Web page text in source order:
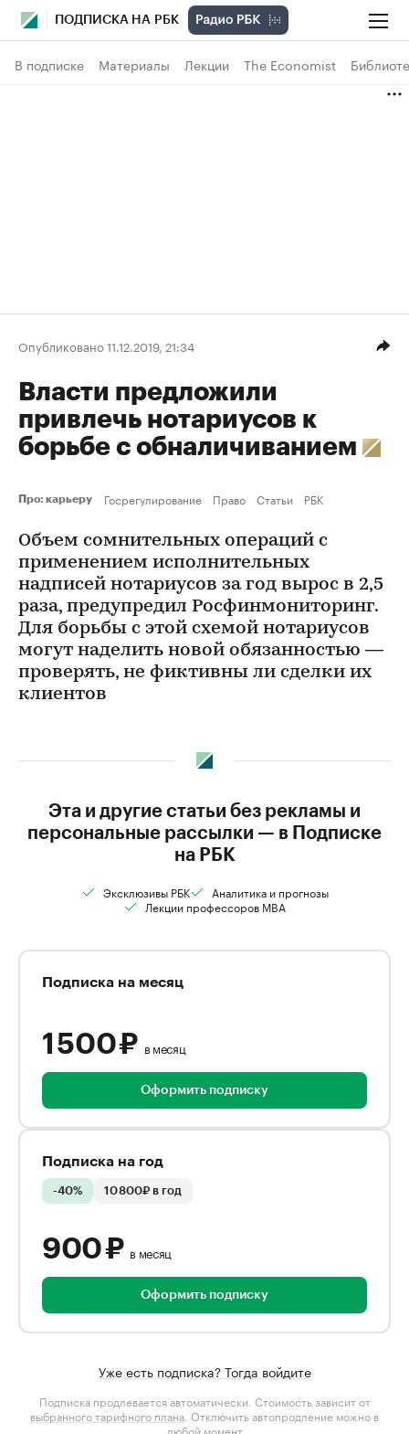
ПОДПИСКА НА РБК
В подписке Материалы Лекции The Economist
Опубликовано 11.12.2019, 21:34
Власти предложили
привлечь нотариусов к
борьбе с обналичиванием
Про: карьеру Госрегулирование Право Статьи РБК
Объем сомнительных операций с
применением исполнительных
надписей нотариусов за год вырос в 2,5
раза, предупредил Росфинмониторинг.
Для борьбы с этой схемой нотариусов
могут наделить новой обязанностью —
проверять, не фиктивны ли сделки их
клиентов
Эта и другие статьи без рекламы и
персональные рассылки — в Подписке
на РБК
Эксклюзивы РБК
Аналитика и прогнозы
Лекции профессоров MBA
Подписка на месяц
1 500 ₽ в месяц
Оформить подписку
Подписка на год
-40% 10 800₽ в год
900 ₽ в месяц
Оформить подписку
Уже есть подписка? Тогда войдите
Подписка продлевается автоматически. Стоимость зависит от
выбранного тарифного плана . Отключить автопродление можно в
любой момент